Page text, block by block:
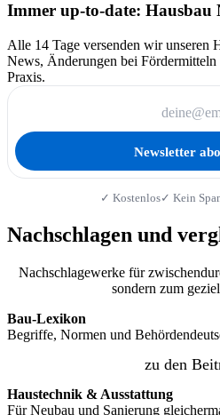
Immer up-to-date: Hausbau
Alle 14 Tage versenden wir unseren
News, Änderungen bei
Praxis.
Newsletter
✓ Kostenlos✓ Kein
Nachschlagen und
Nachschlagewerke für
sondern zum
Bau-Lexikon
Begriffe, Normen und
zu den
Haustechnik & Ausstattung
Für Neubau und Sanierung